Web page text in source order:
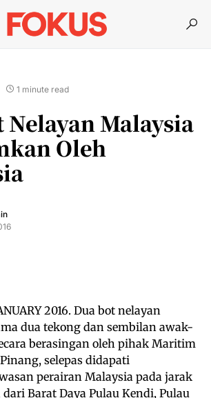
1 minute read
Nelayan Malaysia
Oleh